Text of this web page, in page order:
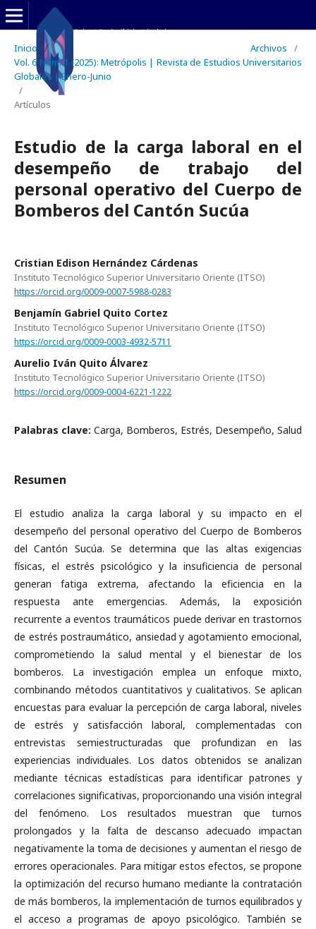
Inicio / Archivos
/
Vol. 6 Núm. 1 (2025): Metrópolis | Revista de Estudios Universitarios
Globales | Enero-Junio
/
Artículos
Estudio de la carga laboral en el
desempeño de trabajo del
personal operativo del Cuerpo de
Bomberos del Cantón Sucúa
Cristian Edison Hernández Cárdenas
Instituto Tecnológico Superior Universitario Oriente (ITSO)
https://orcid.org/0009-0007-5988-0283
Benjamín Gabriel Quito Cortez
Instituto Tecnológico Superior Universitario Oriente (ITSO)
https://orcid.org/0009-0003-4932-5711
Aurelio Iván Quito Álvarez
Instituto Tecnológico Superior Universitario Oriente (ITSO)
https://orcid.org/0009-0004-6221-1222
Palabras clave: Carga, Bomberos, Estrés, Desempeño, Salud
Resumen
El estudio analiza la carga laboral y su impacto en el
desempeño del personal operativo del Cuerpo de Bomberos
del Cantón Sucúa. Se determina que las altas exigencias
físicas, el estrés psicológico y la insuficiencia de personal
generan fatiga extrema, afectando la eficiencia en la
respuesta ante emergencias. Además, la exposición
recurrente a eventos traumáticos puede derivar en trastornos
de estrés postraumático, ansiedad y agotamiento emocional,
comprometiendo la salud mental y el bienestar de los
bomberos. La investigación emplea un enfoque mixto,
combinando métodos cuantitativos y cualitativos. Se aplican
encuestas para evaluar la percepción de carga laboral, niveles
de estrés y satisfacción laboral, complementadas con
entrevistas semiestructuradas que profundizan en las
experiencias individuales. Los datos obtenidos se analizan
mediante técnicas estadísticas para identificar patrones y
correlaciones significativas, proporcionando una visión integral
del fenómeno. Los resultados muestran que turnos
prolongados y la falta de descanso adecuado impactan
negativamente la toma de decisiones y aumentan el riesgo de
errores operacionales. Para mitigar estos efectos, se propone
la optimización del recurso humano mediante la contratación
de más bomberos, la implementación de turnos equilibrados y
el acceso a programas de apoyo psicológico. También se